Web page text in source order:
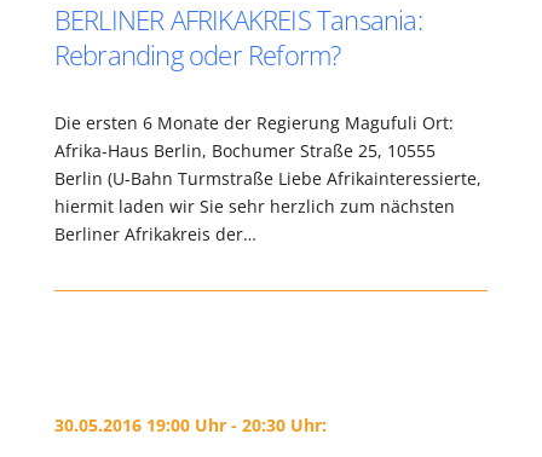
BERLINER AFRIKAKREIS Tansania:
Rebranding oder Reform?
Die ersten 6 Monate der Regierung Magufuli Ort:
Afrika-Haus Berlin, Bochumer Straße 25, 10555
Berlin (U-Bahn Turmstraße Liebe Afrikainteressierte,
hiermit laden wir Sie sehr herzlich zum nächsten
Berliner Afrikakreis der…
30.05.2016 19:00 Uhr - 20:30 Uhr: